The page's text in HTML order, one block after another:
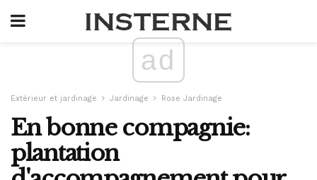
ad
Extérieur et jardinage Jardinage Rose Jardinage
En bonne compagnie:
plantation